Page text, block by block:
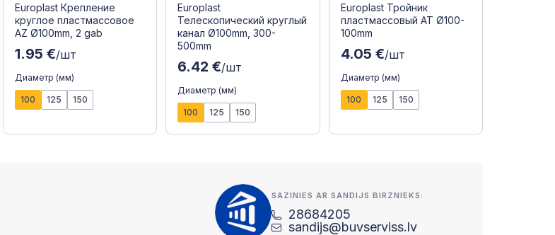
Europlast Крепление
круглое пластмассовое
AZ Ø100mm, 2 gab
1.95 €/шт
Диаметр (мм)
100 125 150
Europlast
Телескопический круглый
канал Ø100mm, 300-
500mm
6.42 €/шт
Диаметр (мм)
100 125 150
Europlast Тройник
пластмассовый AT Ø100-
100mm
4.05 €/шт
Диаметр (мм)
100 125 150
SAZINIES AR SANDIJS BIRZNIEKS:
28684205
sandijs@buvserviss.lv